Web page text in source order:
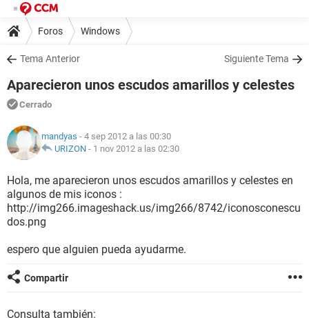
Foros Windows
Tema Anterior Siguiente Tema
Aparecieron unos escudos amarillos y celestes
Cerrado
mandyas - 4 sep 2012 a las 00:30
URIZON - 1 nov 2012 a las 02:30
Hola, me aparecieron unos escudos amarillos y celestes en
algunos de mis iconos :
http://img266.imageshack.us/img266/8742/iconosconescu
dos.png
espero que alguien pueda ayudarme.
Compartir
Consulta también: